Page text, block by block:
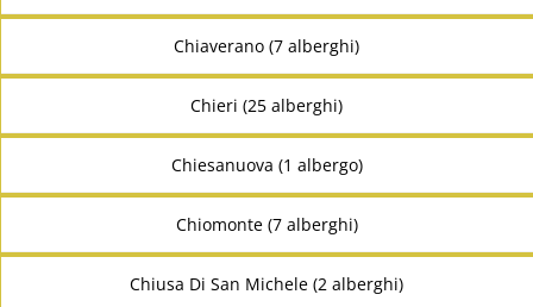
Chiaverano (7 alberghi)
Chieri (25 alberghi)
Chiesanuova (1 albergo)
Chiomonte (7 alberghi)
Chiusa Di San Michele (2 alberghi)